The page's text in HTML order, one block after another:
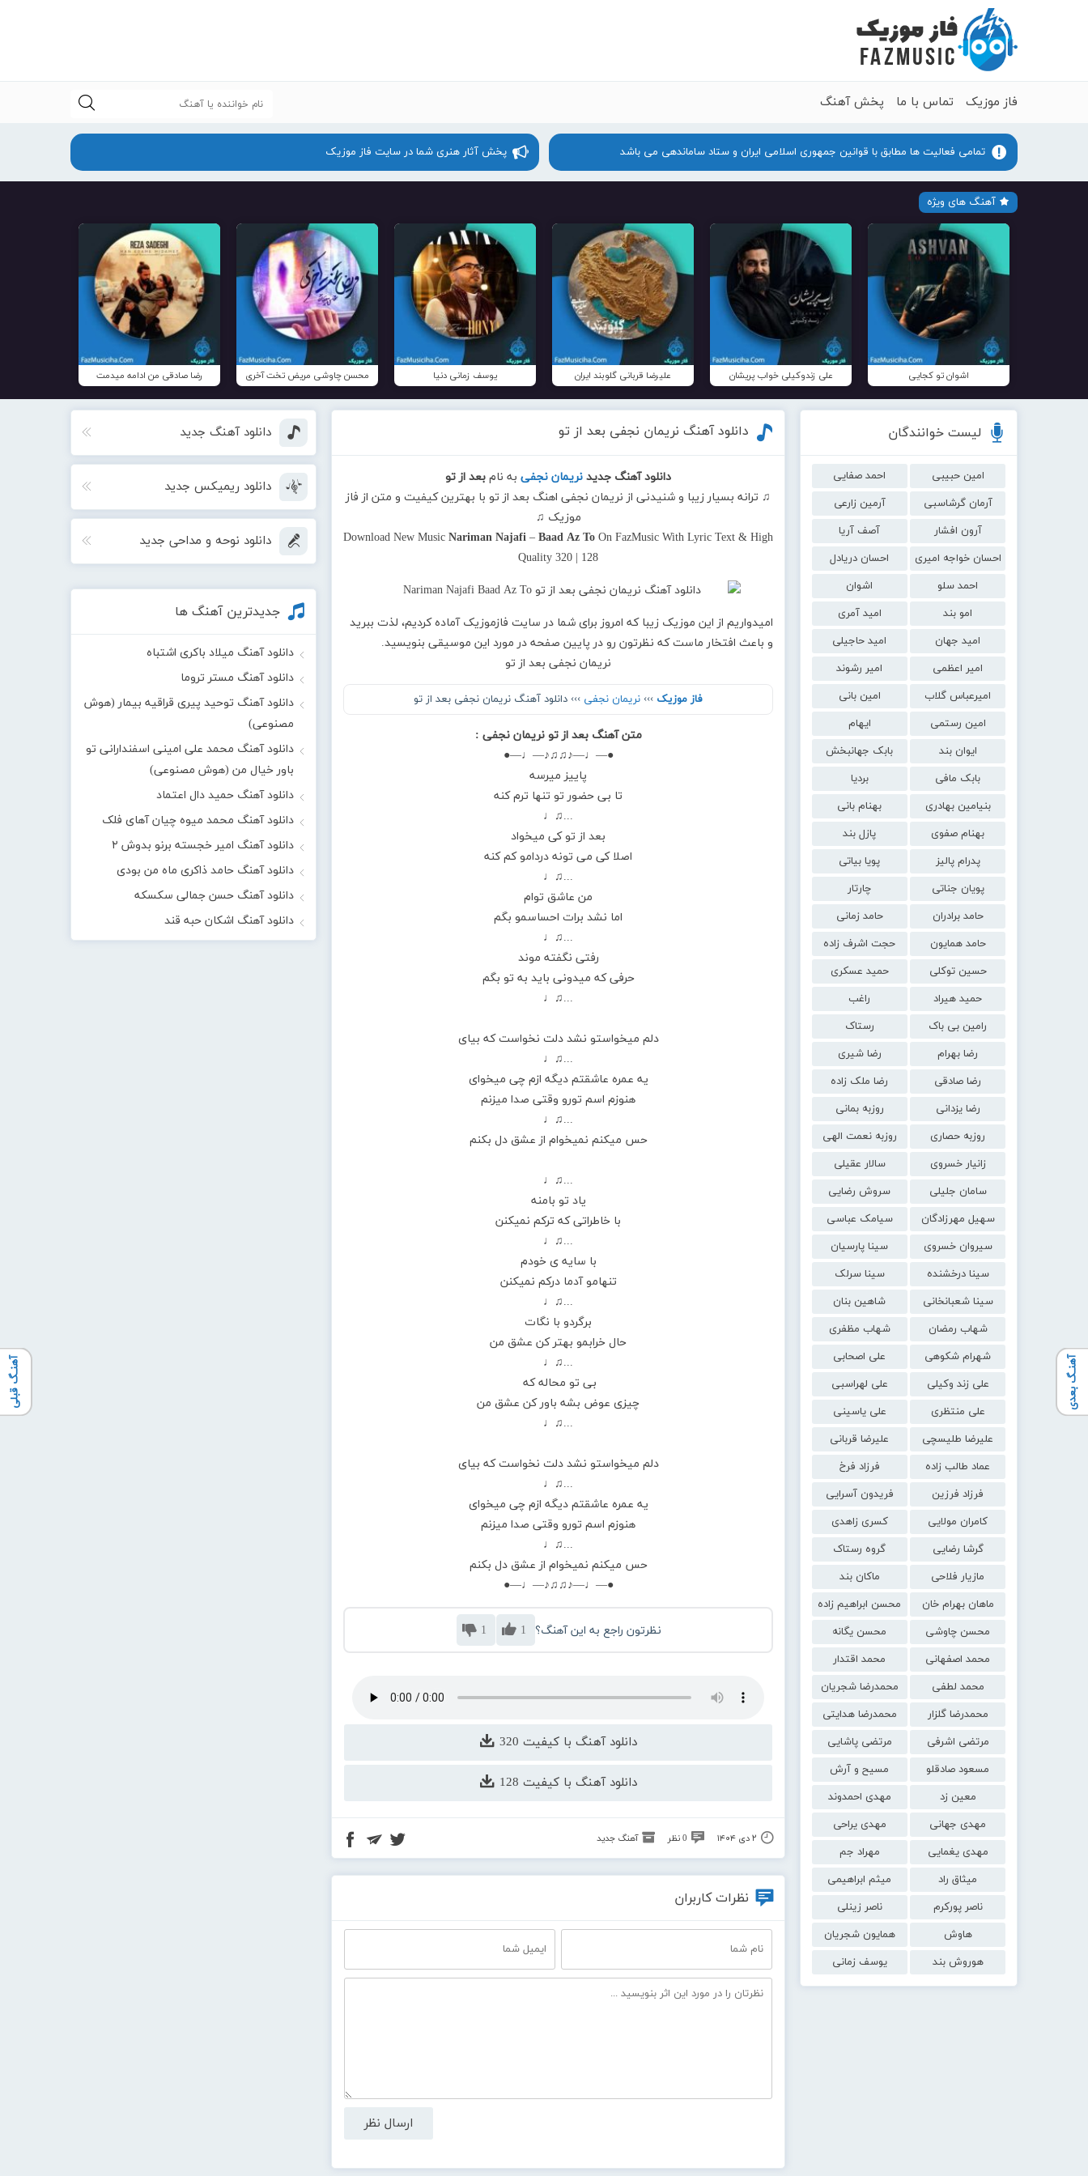
فاز موزیک تماس با ما پخش آهنگ
تمامی فعالیت ها مطابق با قوانین جمهوری اسلامی ایران و ستاد ساماندهی می باشد پخش آثار هنری شما در سایت فاز موزیک
آهنگ های ویژه
اشوان تو کجایی علی زندوکیلی خواب پریشان علیرضا قربانی گلوبند ایران یوسف زمانی دنیا محسن چاوشی مریض تخت آخری رضا صادقی من ادامه میدمت
لیست خوانندگان
امین حبیبی
احمد صفایی
آرمان گرشاسبی
آرمین زارعی
آرون افشار
آصف آریا
احسان خواجه امیری
احسان دریادل
احمد سلو
اشوان
امو بند
امید آمری
امید جهان
امید حاجیلی
امیر اعظمی
امیر رشوند
امیرعباس گلاب
امین بانی
امین رستمی
ایهام
ایوان بند
بابک جهانبخش
بابک مافی
بردیا
بنیامین بهادری
بهنام بانی
بهنام صفوی
پازل بند
پدرام پالیز
پویا بیاتی
پویان جناتی
چارتار
حامد برادران
حامد زمانی
حامد همایون
حجت اشرف زاده
حسین توکلی
حمید عسکری
حمید هیراد
راغب
رامین بی باک
رستاک
رضا بهرام
رضا شیری
رضا صادقی
رضا ملک زاده
رضا یزدانی
روزبه بمانی
روزبه حصاری
روزبه نعمت الهی
زانیار خسروی
سالار عقیلی
سامان جلیلی
سروش رضایی
سهیل مهرزادگان
سیامک عباسی
سیروان خسروی
سینا پارسیان
سینا درخشنده
سینا سرلک
سینا شعبانخانی
شاهین بنان
شهاب رمضان
شهاب مظفری
شهرام شکوهی
علی اصحابی
علی زند وکیلی
علی لهراسبی
علی منتظری
علی یاسینی
علیرضا طلیسچی
علیرضا قربانی
عماد طالب زاده
فرزاد فرخ
فرزاد فرزین
فریدون آسرایی
کامران مولایی
کسری زاهدی
گرشا رضایی
گروه رستاک
مازیار فلاحی
ماکان بند
ماهان بهرام خان
محسن ابراهیم زاده
محسن چاوشی
محسن یگانه
محمد اصفهانی
محمد اقتدار
محمد لطفی
محمدرضا شجریان
محمدرضا گلزار
محمدرضا هدایتی
مرتضی اشرفی
مرتضی پاشایی
مسعود صادقلو
مسیح و آرش
معین زد
مهدی احمدوند
مهدی جهانی
مهدی یراحی
مهدی یغمایی
مهراد جم
میثاق راد
میثم ابراهیمی
ناصر پورکرم
ناصر زینلی
هاوش
همایون شجریان
هوروش بند
یوسف زمانی
دانلود آهنگ نریمان نجفی بعد از تو
دانلود آهنگ جدید نریمان نجفیبه نام بعد از تو
♫ ترانه بسیار زیبا و شنیدنی از نریمان نجفی اهنگ بعد از تو با بهترین کیفیت و متن از فاز
موزیک ♫
Download New MusicNariman Najafi –Baad Az To On FazMusic With Lyric Text & High
Quality 320 | 128
امیدواریم از این موزیک زیبا که امروز برای شما در سایت فازموزیک آماده کردیم، لذت ببرید
و باعث افتخار ماست که نظرتون رو در پایین صفحه در مورد این موسیقی بنویسید.
نریمان نجفی بعد از تو
فاز موزیک ››› نریمان نجفی ››› دانلود آهنگ نریمان نجفی بعد از تو
متن آهنگ بعد از تو نریمان نجفی :
●—♩—♪♫♫♪—♩—●
پاییز میرسه
تا بی حضور تو تنها ترم کنه
...♫♩
بعد از تو کی میخواد
اصلا کی می تونه دردامو کم کنه
...♫♩
من عاشق توام
اما نشد برات احساسمو بگم
...♫♩
رفتی نگفته موند
حرفی که میدونی باید به تو بگم
...♫♩
دلم میخواستو نشد دلت نخواست که بیای
...♫♩
یه عمره عاشقتم دیگه ازم چی میخوای
هنوزم اسم تورو وقتی صدا میزنم
...♫♩
حس میکنم نمیخوام از عشق دل بکنم
...♫♩
یاد تو بامنه
با خاطراتی که ترکم نمیکنن
...♫♩
با سایه ی خودم
تنهامو آدما درکم نمیکنن
...♫♩
برگردو با نگات
حال خرابمو بهتر کن عشق من
...♫♩
بی تو محاله که
چیزی عوض بشه باور کن عشق من
...♫♩
دلم میخواستو نشد دلت نخواست که بیای
...♫♩
یه عمره عاشقتم دیگه ازم چی میخوای
هنوزم اسم تورو وقتی صدا میزنم
...♫♩
حس میکنم نمیخوام از عشق دل بکنم
●—♩—♪♫♫♪—♩—●
نظرتون راجع به این آهنگ؟ 1
1
دانلود آهنگ با کیفیت 320
دانلود آهنگ با کیفیت 128
۲ دی ۱۴۰۴ 0 نظر آهنگ جدید
آهنـگ بعدی آهنـگ قبلی
نظرات کاربران
دانلود آهنگ جدید
دانلود ریمیکس جدید
دانلود نوحه و مداحی جدید
جدیدترین آهنگ ها
دانلود آهنگ میلاد باکری اشتباه
دانلود آهنگ مستر تروما
دانلود آهنگ توحید پیری قراقیه بیمار (هوش
مصنوعی)
دانلود آهنگ محمد علی امینی اسفندارانی تو
باور خیال من (هوش مصنوعی)
دانلود آهنگ حمید دال اعتماد
دانلود آهنگ محمد میوه چیان آهای فلک
دانلود آهنگ امیر خجسته برنو بدوش ۲
دانلود آهنگ حامد ذاکری ماه من بودی
دانلود آهنگ حسن جمالی سکسکه
دانلود آهنگ اشکان حبه قند